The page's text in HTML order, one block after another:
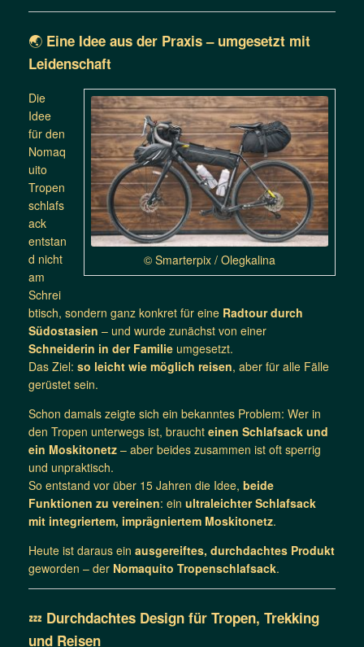
🌏 Eine Idee aus der Praxis – umgesetzt mit
Leidenschaft
© Smarterpix / Olegkalina
Die
Idee
für den
Nomaq
uito
Tropen
schlafs
ack
entstan
d nicht
am
Schrei
btisch, sondern ganz konkret für eine Radtour durch
Südostasien – und wurde zunächst von einer
Schneiderin in der Familie umgesetzt.
Das Ziel: so leicht wie möglich reisen, aber für alle Fälle
gerüstet sein.
Schon damals zeigte sich ein bekanntes Problem: Wer in
den Tropen unterwegs ist, braucht einen Schlafsack und
ein Moskitonetz – aber beides zusammen ist oft sperrig
und unpraktisch.
So entstand vor über 15 Jahren die Idee, beide
Funktionen zu vereinen: ein ultraleichter Schlafsack
mit integriertem, imprägniertem Moskitonetz.
Heute ist daraus ein ausgereiftes, durchdachtes Produkt
geworden – der Nomaquito Tropenschlafsack.
💤 Durchdachtes Design für Tropen, Trekking
und Reisen